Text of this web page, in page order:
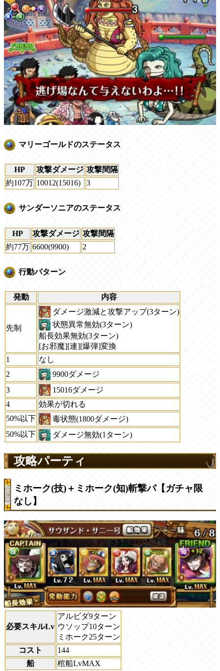
マリーゴールドのステータス
HP 攻撃ダメージ 攻撃間隔
約107万 10012(15016) 3
サンダーソニアのステータス
HP 攻撃ダメージ 攻撃間隔
約77万 6600(9900) 2
行動パターン
発動 内容
先制
ダメージ激減と攻撃アップ(3ターン)
状態異常無効(3ターン)
船長効果無効(3ターン)
[お邪魔][連][爆弾]変換
1
なし
2
9900ダメージ
3
15016ダメージ
4
効果が切れる
50%以下
毒状態(1800ダメージ)
50%以下
ダメージ無効(1ターン)
攻略パーティ
ミホーク(技)＋ミホーク(知)斬撃パ【ガチャ限
なし】
必要スキルLv
アルビダ9ターン
ウソップ10ターン
ミホーク25ターン
コスト
144
船
棺船LvMAX